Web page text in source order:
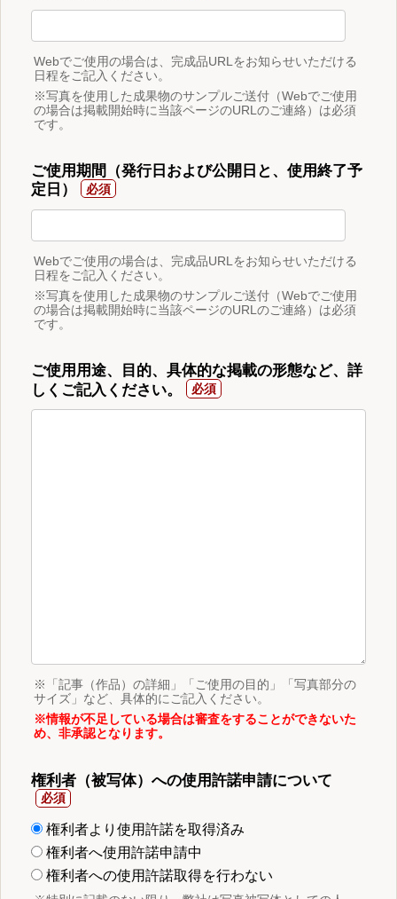
Webでご使用の場合は、完成品URLをお知らせいただける
日程をご記入ください。
※写真を使用した成果物のサンプルご送付（Webでご使用
の場合は掲載開始時に当該ページのURLのご連絡）は必須
です。
ご使用期間（発行日および公開日と、使用終了予
定日）
Webでご使用の場合は、完成品URLをお知らせいただける
日程をご記入ください。
※写真を使用した成果物のサンプルご送付（Webでご使用
の場合は掲載開始時に当該ページのURLのご連絡）は必須
です。
ご使用用途、目的、具体的な掲載の形態など、詳
しくご記入ください。
※「記事（作品）の詳細」「ご使用の目的」「写真部分の
サイズ」など、具体的にご記入ください。
※情報が不足している場合は審査をすることができないた
め、非承認となります。
権利者（被写体）への使用許諾申請について
権利者より使用許諾を取得済み
権利者へ使用許諾申請中
権利者への使用許諾取得を行わない